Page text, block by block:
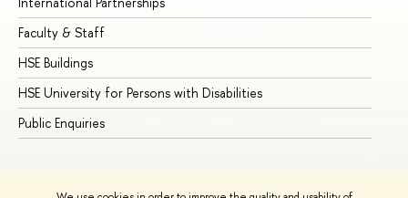
Faculty & Staff
HSE Buildings
HSE University for Persons with Disabilities
Public Enquiries